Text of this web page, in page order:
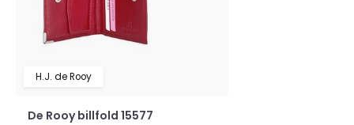
H.J. de Rooy
De Rooy billfold 15577